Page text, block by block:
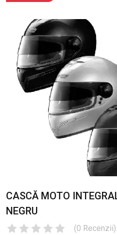
CASCĂ MOTO
NEGRU
(0 Recenzii)